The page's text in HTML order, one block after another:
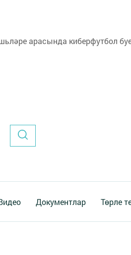
арасында киберфутбол
Документлар Төрле